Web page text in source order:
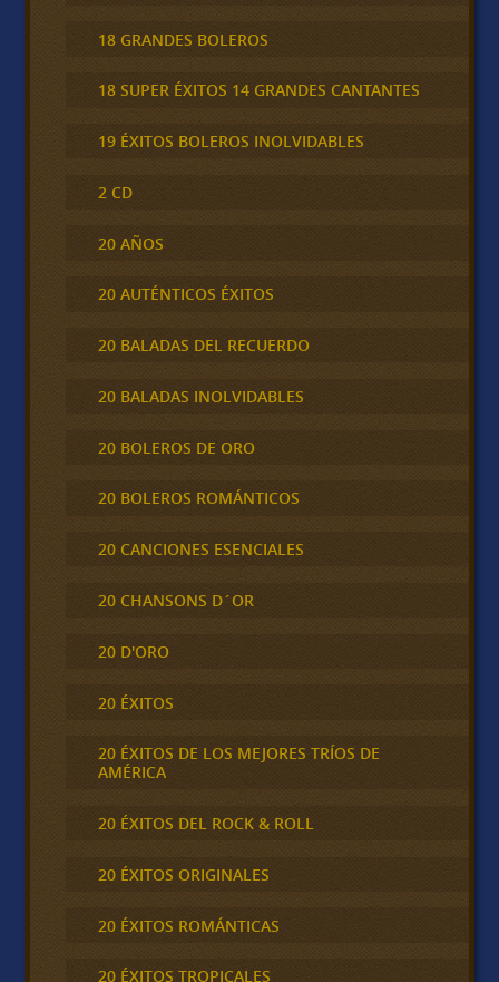
18 GRANDES BOLEROS
18 SUPER ÉXITOS 14 GRANDES CANTANTES
19 ÉXITOS BOLEROS INOLVIDABLES
2 CD
20 AÑOS
20 AUTÉNTICOS ÉXITOS
20 BALADAS DEL RECUERDO
20 BALADAS INOLVIDABLES
20 BOLEROS DE ORO
20 BOLEROS ROMÁNTICOS
20 CANCIONES ESENCIALES
20 CHANSONS D´OR
20 D'ORO
20 ÉXITOS
20 ÉXITOS DE LOS MEJORES TRÍOS DE
AMÉRICA
20 ÉXITOS DEL ROCK & ROLL
20 ÉXITOS ORIGINALES
20 ÉXITOS ROMÁNTICAS
20 ÉXITOS TROPICALES